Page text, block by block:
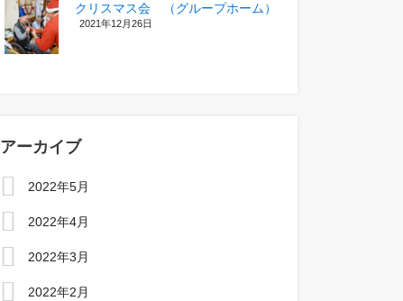
クリスマス会 （グループホーム）
2021年12月26日
アーカイブ
2022年5月
2022年4月
2022年3月
2022年2月